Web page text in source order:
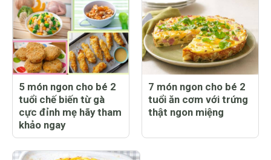
5 món ngon cho bé 2
tuổi chế biến từ gà
cực đỉnh mẹ hãy tham
khảo ngay
7 món ngon cho bé 2
tuổi ăn cơm với trứng
thật ngon miệng